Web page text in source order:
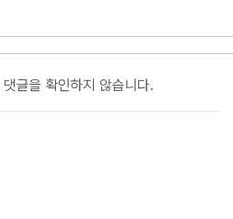
글을 확인하지 않습니다.